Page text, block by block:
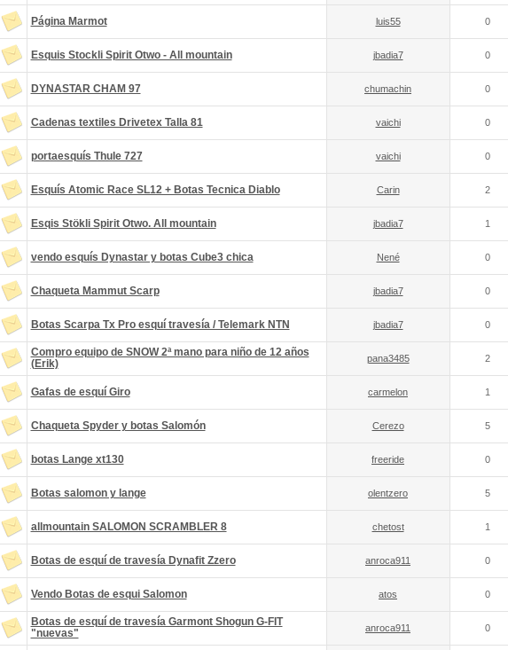
Página Marmot luis55 0
Esquis Stockli Spirit Otwo - All mountain jbadia7 0
DYNASTAR CHAM 97 chumachin 0
Cadenas textiles Drivetex Talla 81 vaichi 0
portaesquís Thule 727 vaichi 0
Esquís Atomic Race SL12 + Botas Tecnica Diablo Carin 2
Esqis Stökli Spirit Otwo. All mountain jbadia7 1
vendo esquís Dynastar y botas Cube3 chica Nené 0
Chaqueta Mammut Scarp jbadia7 0
Botas Scarpa Tx Pro esquí travesía / Telemark NTN jbadia7 0
Compro equipo de SNOW 2ª mano para niño de 12 años
(Erik)
pana3485 2
Gafas de esquí Giro carmelon 1
Chaqueta Spyder y botas Salomón Cerezo 5
botas Lange xt130 freeride 0
Botas salomon y lange olentzero 5
allmountain SALOMON SCRAMBLER 8 chetost 1
Botas de esquí de travesía Dynafit Zzero anroca911 0
Vendo Botas de esqui Salomon atos 0
Botas de esquí de travesía Garmont Shogun G-FIT
"nuevas"
anroca911 0